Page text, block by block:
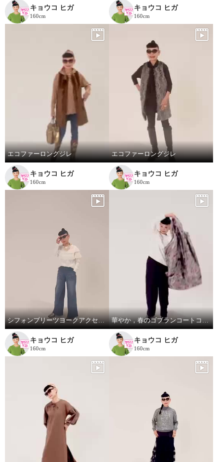
キョウコ ヒガ
160cm
キョウコ ヒガ
160cm
エコファーロングジレ
キョウコ ヒガ
160cm
エコファーロングジレ
キョウコ ヒガ
160cm
シフォンプリーツヨークアクセントレースプルオーバー
キョウコ ヒガ
160cm
華やか，春のゴブランコートコーディネート
キョウコ ヒガ
160cm